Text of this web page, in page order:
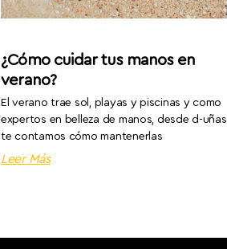
¿Cómo cuidar tus manos en
verano?
El verano trae sol, playas y piscinas y como
expertos en belleza de manos, desde d-uñas
te contamos cómo mantenerlas
Leer Más